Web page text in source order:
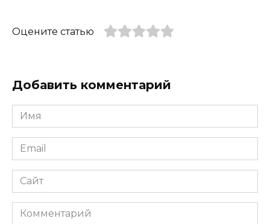
Оцените статью
Добавить комментарий
Имя
*
Email
*
Сайт
Комментарий